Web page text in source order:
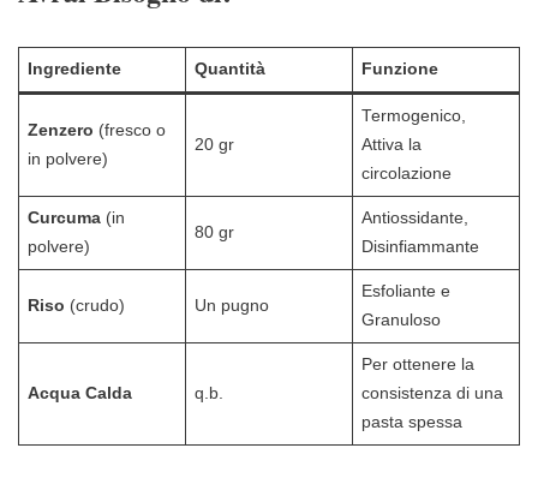
Ingrediente Quantità Funzione
Zenzero (fresco o
in polvere)
20 gr
Termogenico,
Attiva la
circolazione
Curcuma(in
polvere)
80 gr
Antiossidante,
Disinfiammante
Riso (crudo) Un pugno
Esfoliante e
Granuloso
Acqua Calda q.b.
Per ottenere la
consistenza di una
pasta spessa